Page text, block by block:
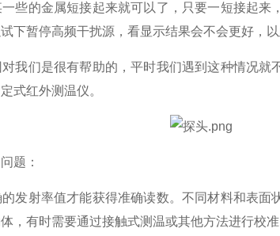
些的金属短接起来就可以了，只要一短接起
下暂停高频干扰源，看显示结果会不会更好，
我们是很有帮助的，平时我们遇到这种情况
式红外测温仪。
题：
发射率值才能获得准确读数。不同材料和表
，有时需要通过接触式测温或其他方法进行校准